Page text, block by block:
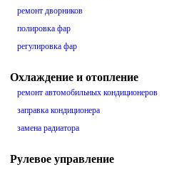
ремонт дворников
полировка фар
регулировка фар
Охлаждение и отопление
ремонт автомобильных кондиционеров
заправка кондиционера
замена радиатора
Рулевое управление